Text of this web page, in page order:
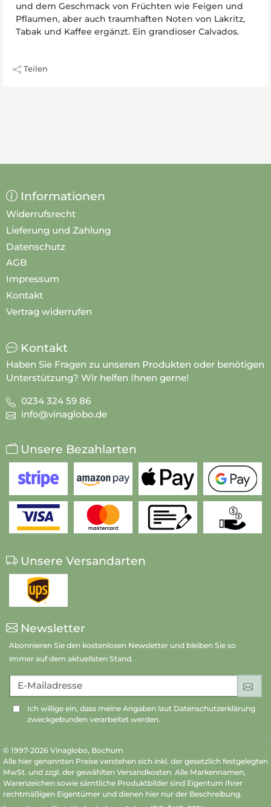
und dem Geschmack von Früchten wie Feigen und
Pflaumen, aber auch traumhaften Noten von Lakritz,
Tabak und Kaffee ergänzt. Ein grandioser Calvados.
Teilen
Informationen
Widerrufsrecht
Lieferung und Zahlung
Datenschutz
AGB
Impressum
Kontakt
Vertrag widerrufen
Kontakt
Haben Sie Fragen zu unseren Produkten oder benötigen
Unterstützung? Wir helfen Ihnen gerne!
0234 324 59 86
info@vinaglobo.de
Unsere Bezahlarten
Unsere Versandarten
Newsletter
Abonnieren Sie den kostenlosen Newsletter und bleiben Sie so
immer auf dem aktuellsten Stand.
E-Mailadresse
Ich willige ein, dass meine Angaben laut Datenschutzerklärung
zweckgebunden verarbeitet werden.
© 1997-2026 Vinaglobo, Bochum
Alle hier genannten Preise verstehen sich inkl. der gesetzlich festgelegten
MwSt. und zzgl. der gewählten Versandkosten. Alle Markennamen,
Warenzeichen sowie sämtliche Produktbilder sind Eigentum Ihrer
rechtmäßigen Eigentümer und dienen hier nur der Beschreibung.